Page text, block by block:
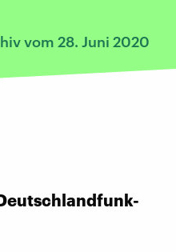
vom 28. Juni 2020